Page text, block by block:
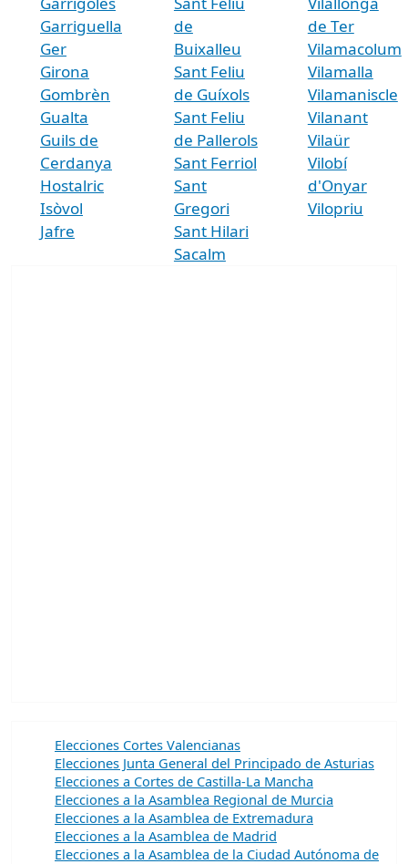
Garriguella
Ger
Girona
Gombrèn
Gualta
Guils de
Cerdanya
Hostalric
Isòvol
Jafre
de
Buixalleu
Sant Feliu
de Guíxols
Sant Feliu
de Pallerols
Sant Ferriol
Sant
Gregori
Sant Hilari
Sacalm
de Ter
Vilamacolum
Vilamalla
Vilamaniscle
Vilanant
Vilaür
Vilobí
d'Onyar
Vilopriu
Elecciones Cortes Valencianas
Elecciones Junta General del Principado de Asturias
Elecciones a Cortes de Castilla-La Mancha
Elecciones a la Asamblea Regional de Murcia
Elecciones a la Asamblea de Extremadura
Elecciones a la Asamblea de Madrid
Elecciones a la Asamblea de la Ciudad Autónoma de